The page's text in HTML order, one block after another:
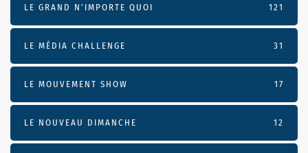
LE GRAND N’IMPORTE QUOI 121
LE MÉDIA CHALLENGE 31
LE MOUVEMENT SHOW 17
LE NOUVEAU DIMANCHE 12